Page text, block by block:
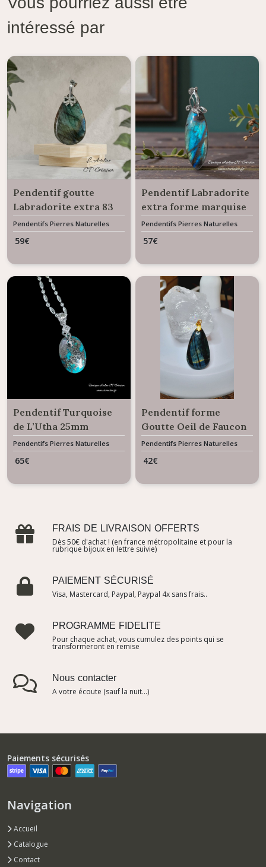
intéressé par
Pendentif goutte
Labradorite extra 83
carats
Pendentifs Pierres Naturelles
Gemme
59€
Pendentif Labradorite
extra forme marquise
43 carats avec bélière
papillon
Pendentifs Pierres Naturelles
Gemme
57€
Pendentif Turquoise
de L’Utha 25mm
Pendentifs Pierres Naturelles
Gemme
65€
Pendentif forme
Goutte Oeil de Faucon
40 carats
Pendentifs Pierres Naturelles
Gemme
42€
FRAIS DE LIVRAISON OFFERTS
Dès 50€ d'achat ! (en france métropolitaine et pour la
rubrique bijoux en lettre suivie)
PAIEMENT SÉCURISÉ
Visa, Mastercard, Paypal, Paypal 4x sans frais..
PROGRAMME FIDELITE
Pour chaque achat, vous cumulez des points qui se
transformeront en remise
Nous contacter
A votre écoute (sauf la nuit...)
Paiements sécurisés
Navigation
Accueil
Catalogue
Contact